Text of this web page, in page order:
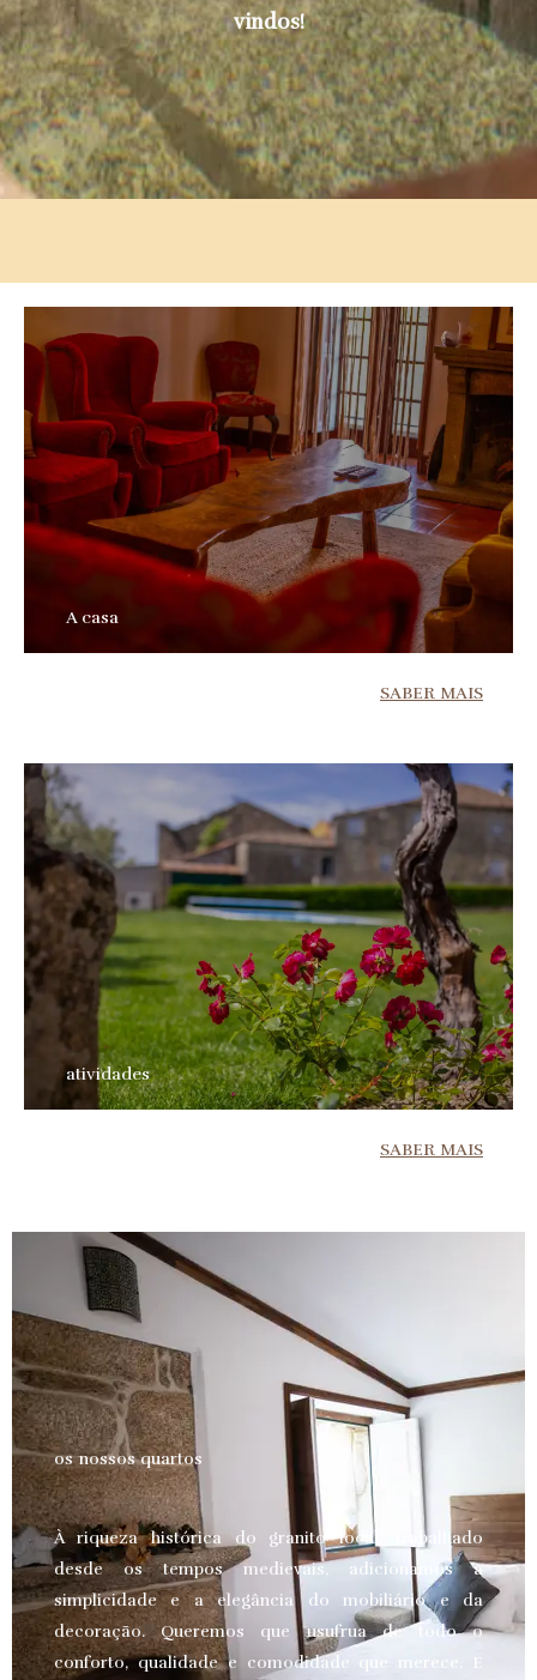
vindos!
A casa
SABER MAIS
atividades
SABER MAIS
os nossos quartos
À riqueza histórica do granito local, trabalhado
desde os tempos medievais, adicionamos a
simplicidade e a elegância do mobiliário e da
decoração. Queremos que usufrua de todo o
conforto, qualidade e comodidade que merece.
E